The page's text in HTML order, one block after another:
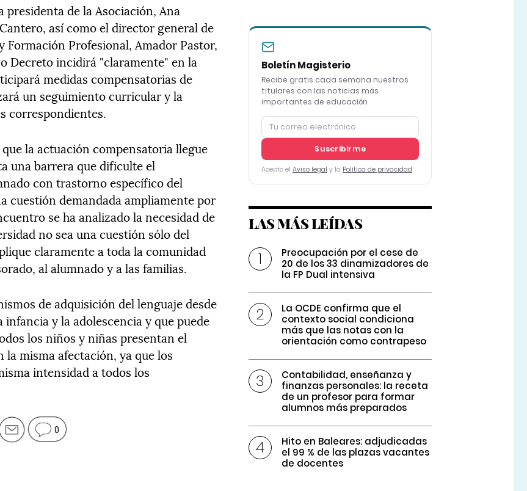
de la Asociación, Ana
así como el director general de
Profesional, Amador Pastor,
Decreto incidirá "claramente" en la
medidas compensatorias de
un seguimiento curricular y la
correspondientes.
la actuación compensatoria llegue
una barrera que dificulte el
con trastorno específico del
cuestión demandada ampliamente por
se ha analizado la necesidad de
no sea una cuestión sólo del
claramente a toda la comunidad
al alumnado y a las familias.
de adquisición del lenguaje desde
y la adolescencia y que puede
los niños y niñas presentan el
misma afectación, ya que los
intensidad a todos los
0
Boletín Magisterio
Recibe gratis cada semana nuestros
titulares con las noticias más
importantes de educación
Suscribirme
Acepto el Aviso legal y la Política de privacidad
LAS MÁS LEÍDAS
Preocupación por el cese de
20 de los 33 dinamizadores de
la FP Dual intensiva
La OCDE confirma que el
contexto social condiciona
más que las notas con la
orientación como contrapeso
Contabilidad, enseñanza y
finanzas personales: la receta
de un profesor para formar
alumnos más preparados
Hito en Baleares: adjudicadas
el 99 % de las plazas vacantes
de docentes